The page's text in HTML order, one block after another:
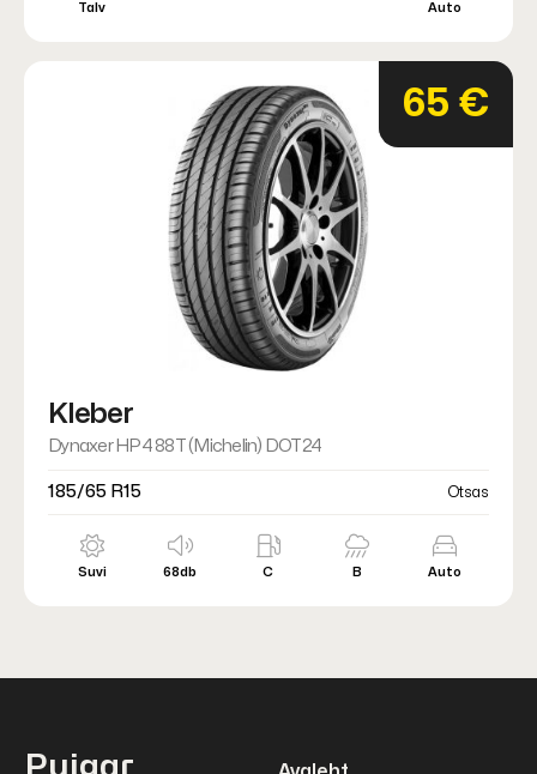
Talv Auto
65 €
Kleber
Dynaxer HP4 88T (Michelin) DOT24
185/65 R15 Otsas
Suvi 68db C B Auto